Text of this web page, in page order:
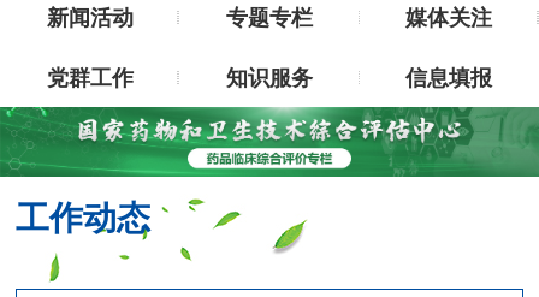
新闻活动
专题专栏
媒体关注
党群工作
知识服务 信息填报
工作动态